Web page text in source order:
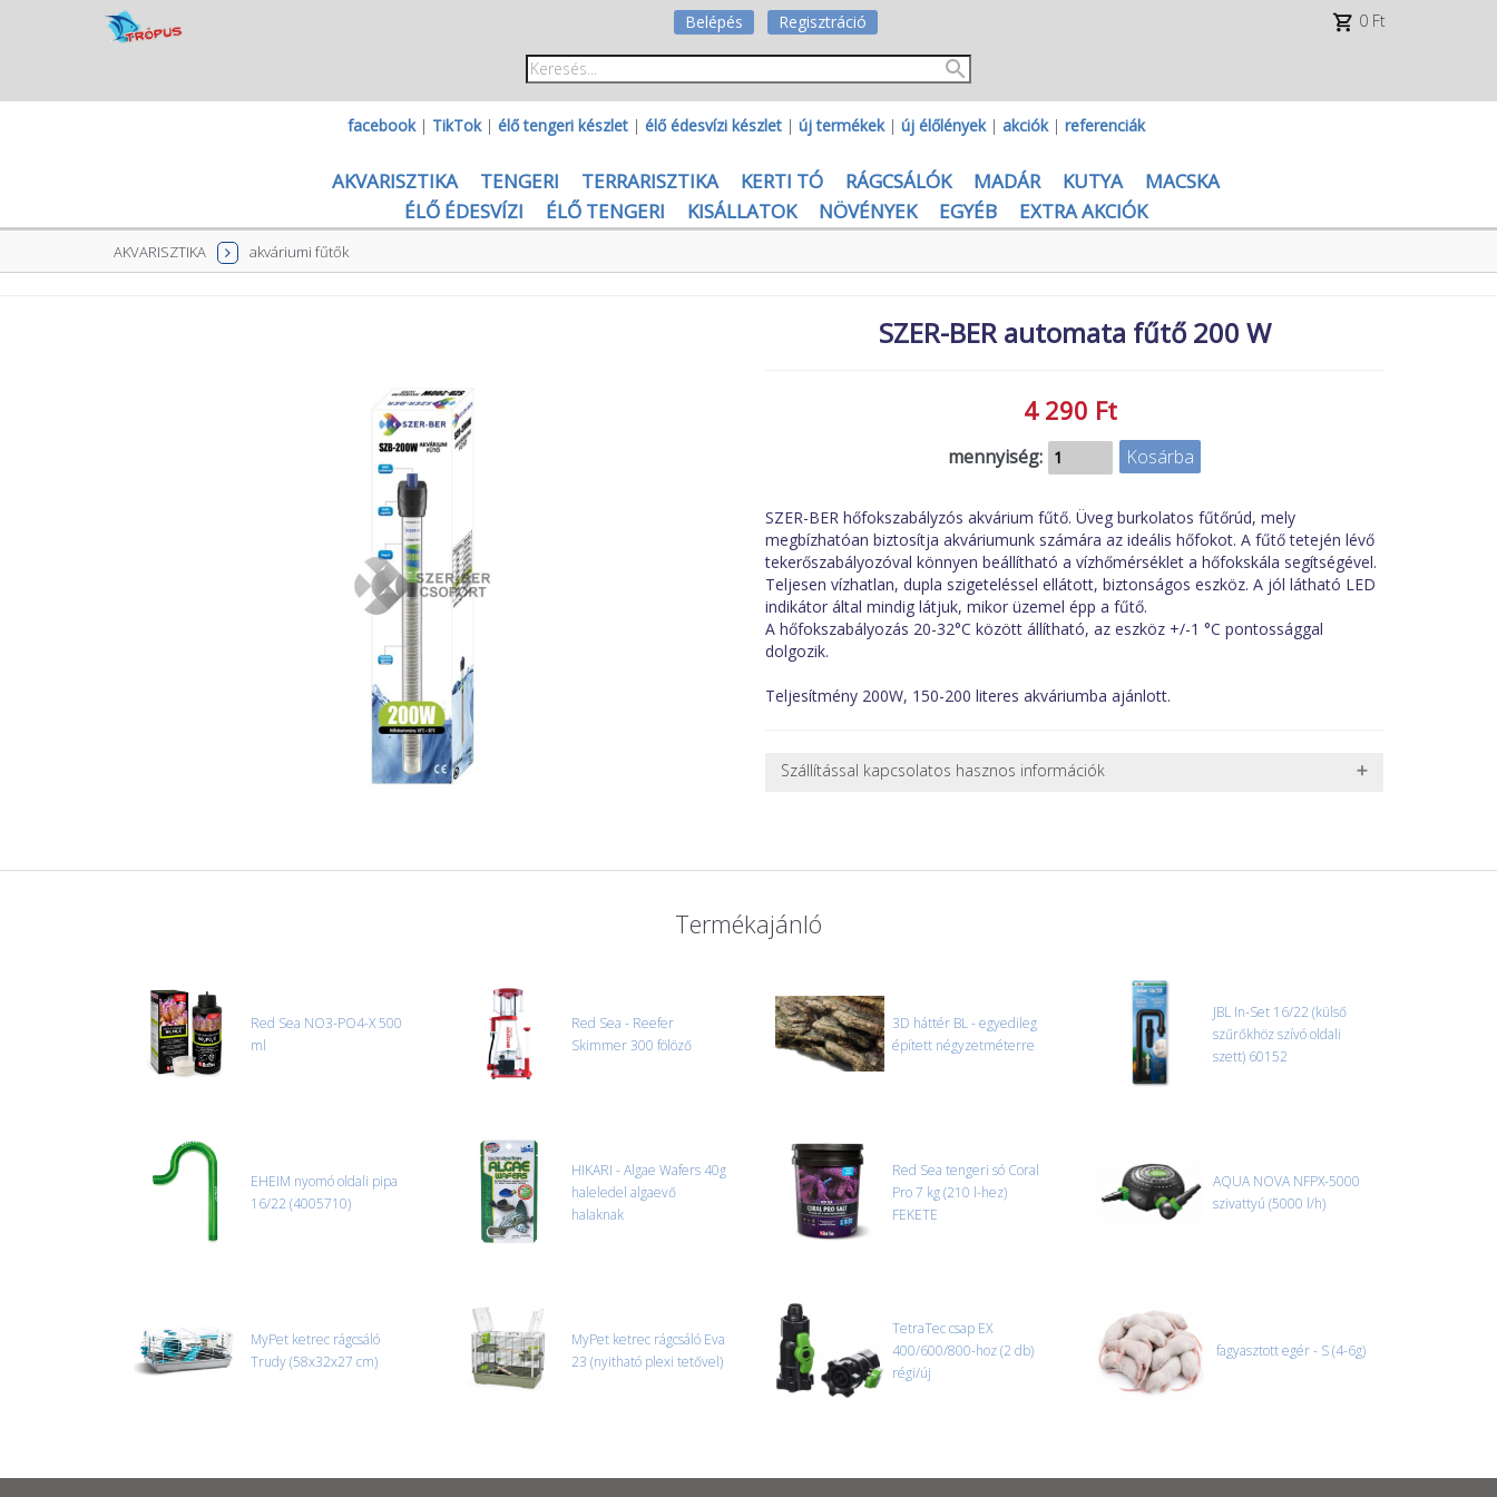
Belépés Regisztráció 0 Ft
facebook| TikTok| élő tengeri készlet | élő édesvízi készlet | új termékek| új élőlények| akciók| referenciák
AKVARISZTIKA TENGERI TERRARISZTIKA KERTI TÓ RÁGCSÁLÓK MADÁR KUTYA
MACSKA
ÉLŐ ÉDESVÍZI
ÉLŐ TENGERI KISÁLLATOK NÖVÉNYEK EGYÉB EXTRA AKCIÓK
AKVARISZTIKA akváriumi fűtők
SZER-BER automata fűtő 200 W
4 290 Ft
mennyiség:
SZER-BER hőfokszabályzós akvárium fűtő. Üveg burkolatos fűtőrúd, mely
megbízhatóan biztosítja akváriumunk számára az ideális hőfokot. A fűtő tetején lévő
tekerőszabályozóval könnyen beállítható a vízhőmérséklet a hőfokskála segítségével.
Teljesen vízhatlan, dupla szigeteléssel ellátott, biztonságos eszköz. A jól látható LED
indikátor által mindig látjuk, mikor üzemel épp a fűtő.
A hőfokszabályozás 20-32°C között állítható, az eszköz +/-1 °C pontossággal
dolgozik.
Teljesítmény 200W, 150-200 literes akváriumba ajánlott.
Szállítással kapcsolatos hasznos információk
oldjuk meg. Minden rendelés egyedi, úgyhogy előre egyeztetni kell mindenképpen.
Amennyiben a csomag átvételekor sérülést, folyadékot vagy bármi rendellenességet
tapasztal, a kibontás és az átvétel előtt jegyzőkönyvet kell felvenni a futárral. A sérült
termékek cseréjét, csak ebben az esetben tudjuk vállalni, ha a jegyzőkönyv elkészült,
és azonnal eljutott hozzánk az információ.
Termékajánló
Red Sea NO3-PO4-X 500
ml
Red Sea - Reefer
Skimmer 300 fölöző
3D háttér BL - egyedileg
épített négyzetméterre
JBL In-Set 16/22 (külső
szűrőkhöz szívó oldali
szett) 60152
EHEIM nyomó oldali pipa
16/22 (4005710)
HIKARI - Algae Wafers 40g
haleledel algaevő
halaknak
Red Sea tengeri só Coral
Pro 7 kg (210 l-hez)
FEKETE
AQUA NOVA NFPX-5000
szivattyú (5000 l/h)
MyPet ketrec rágcsáló
Trudy (58x32x27 cm)
MyPet ketrec rágcsáló Eva
23 (nyitható plexi tetővel)
TetraTec csap EX
400/600/800-hoz (2 db)
régi/új
fagyasztott egér - S (4-6g)